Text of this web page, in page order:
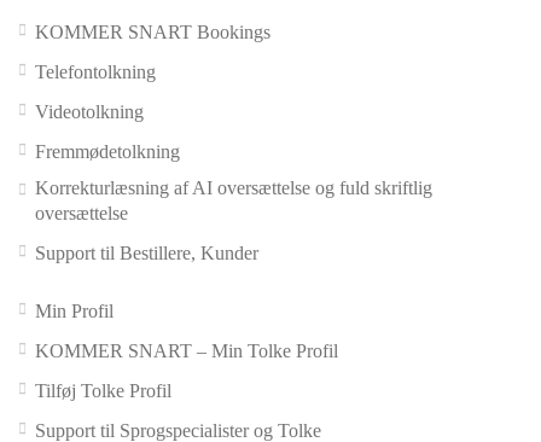
KOMMER SNART Bookings
Telefontolkning
Videotolkning
Fremmødetolkning
Korrekturlæsning af AI oversættelse og fuld skriftlig
oversættelse
Support til Bestillere, Kunder
Min Profil
KOMMER SNART – Min Tolke Profil
Tilføj Tolke Profil
Support til Sprogspecialister og Tolke